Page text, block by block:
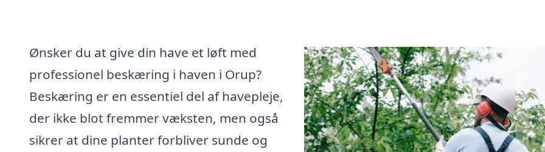
Ønsker du at give din have et løft med
professionel beskæring i haven i Orup?
Beskæring er en essentiel del af havepleje,
der ikke blot fremmer væksten, men også
sikrer at dine planter forbliver sunde og